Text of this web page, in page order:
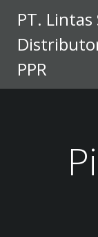
PT.
PPR